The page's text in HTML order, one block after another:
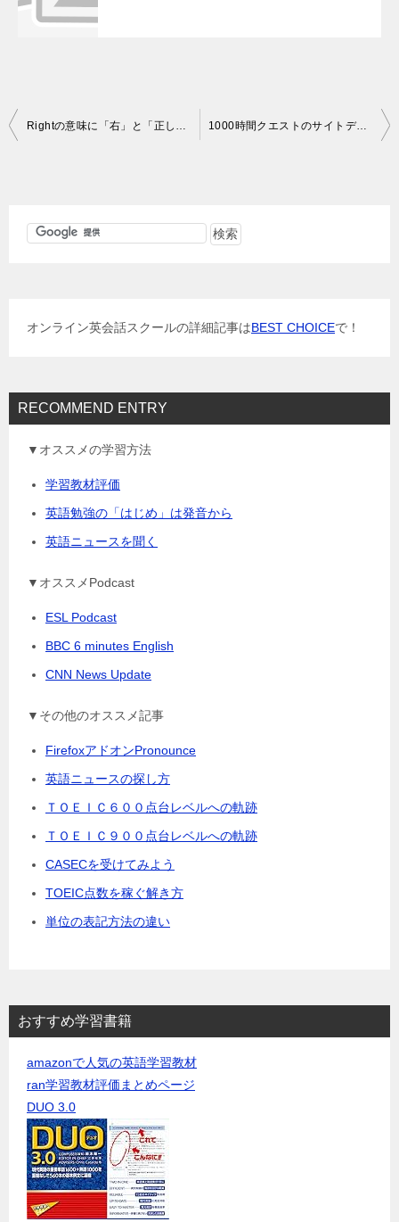
投
1000時間クエストのサイトデザインを変えました
オンライン英会話スクールの詳細記事はBEST CHOICEで！
RECOMMEND ENTRY
▼オススメの学習方法
学習教材評価
英語勉強の「はじめ」は発音から
英語ニュースを聞く
▼オススメPodcast
ESL Podcast
BBC 6 minutes English
CNN News Update
▼その他のオススメ記事
FirefoxアドオンPronounce
英語ニュースの探し方
ＴＯＥＩＣ６００点台レベルへの軌跡
ＴＯＥＩＣ９００点台レベルへの軌跡
CASECを受けてみよう
TOEIC点数を稼ぐ解き方
単位の表記方法の違い
おすすめ学習書籍
amazonで人気の英語学習教材
ran学習教材評価まとめページ
DUO 3.0